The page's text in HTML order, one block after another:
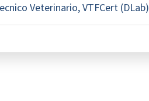
Veterinario, VTFCert (DLab)